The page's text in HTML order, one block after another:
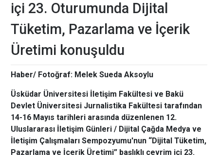
içi 23. Oturumunda Dijital
Tüketim, Pazarlama ve İçerik
Üretimi konuşuldu
Haber/ Fotoğraf: Melek Sueda Aksoylu
Üsküdar Üniversitesi İletişim Fakültesi ve Bakü
Devlet Üniversitesi Jurnalistika Fakültesi tarafından
14-16 Mayıs tarihleri arasında düzenlenen 12.
Uluslararası İletişim Günleri / Dijital Çağda Medya ve
İletişim Çalışmaları Sempozyumu'nun “Dijital Tüketim,
Pazarlama ve İçerik Üretimi” başlıklı çevrim içi 23.